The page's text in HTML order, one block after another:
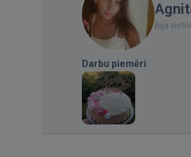
Bija
Darbu piemēri